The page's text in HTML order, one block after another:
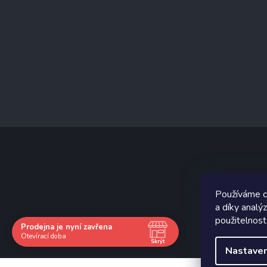
Používáme
a díky
použitelnost.
Prodejna je nyní zavřena
Otevírací doba
Skrýt